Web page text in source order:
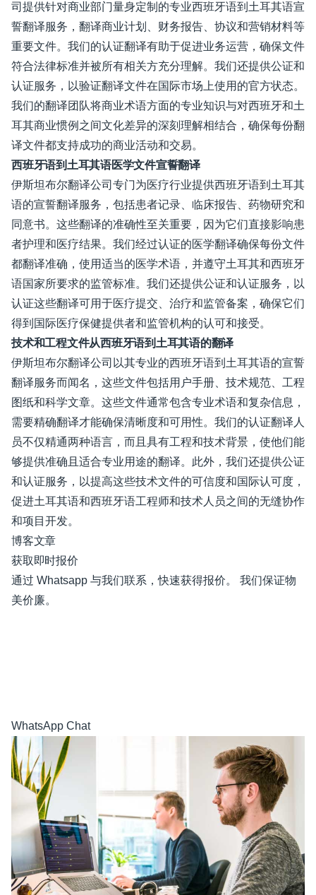
司提供针对商业部门量身定制的专业西班牙语到土耳其语宣
誓翻译服务，翻译商业计划、财务报告、协议和营销材料等
重要文件。我们的认证翻译有助于促进业务运营，确保文件
符合法律标准并被所有相关方充分理解。我们还提供公证和
认证服务，以验证翻译文件在国际市场上使用的官方状态。
我们的翻译团队将商业术语方面的专业知识与对西班牙和土
耳其商业惯例之间文化差异的深刻理解相结合，确保每份翻
译文件都支持成功的商业活动和交易。
西班牙语到土耳其语医学文件宣誓翻译
伊斯坦布尔翻译公司专门为医疗行业提供西班牙语到土耳其
语的宣誓翻译服务，包括患者记录、临床报告、药物研究和
同意书。这些翻译的准确性至关重要，因为它们直接影响患
者护理和医疗结果。我们经过认证的医学翻译确保每份文件
都翻译准确，使用适当的医学术语，并遵守土耳其和西班牙
语国家所要求的监管标准。我们还提供公证和认证服务，以
认证这些翻译可用于医疗提交、治疗和监管备案，确保它们
得到国际医疗保健提供者和监管机构的认可和接受。
技术和工程文件从西班牙语到土耳其语的翻译
伊斯坦布尔翻译公司以其专业的西班牙语到土耳其语的宣誓
翻译服务而闻名，这些文件包括用户手册、技术规范、工程
图纸和科学文章。这些文件通常包含专业术语和复杂信息，
需要精确翻译才能确保清晰度和可用性。我们的认证翻译人
员不仅精通两种语言，而且具有工程和技术背景，使他们能
够提供准确且适合专业用途的翻译。此外，我们还提供公证
和认证服务，以提高这些技术文件的可信度和国际认可度，
促进土耳其语和西班牙语工程师和技术人员之间的无缝协作
和项目开发。
博客文章
获取即时报价
通过 Whatsapp 与我们联系，快速获得报价。 我们保证物
美价廉。
WhatsApp Chat